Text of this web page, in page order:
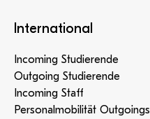
International
Incoming Studierende
Outgoing Studierende
Incoming Staff
Personalmobilität Outgoings